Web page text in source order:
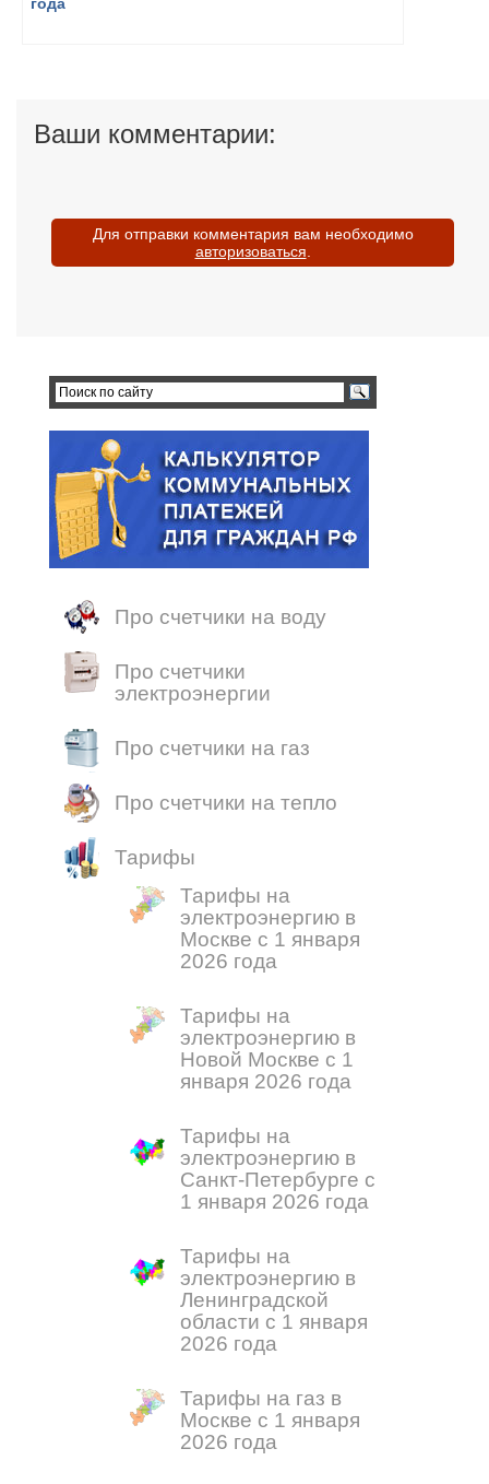
Ваши комментарии:
Для отправки комментария вам необходимо
авторизоваться
Про счетчики на воду
Про счетчики
электроэнергии
Про счетчики на газ
Про счетчики на тепло
Тарифы
Тарифы на
электроэнергию в
Москве с 1 января
2026 года
Тарифы на
электроэнергию в
Новой Москве с 1
января 2026 года
Тарифы на
электроэнергию в
Санкт-Петербурге с
1 января 2026 года
Тарифы на
электроэнергию в
Ленинградской
области с 1 января
2026 года
Тарифы на газ в
Москве с 1 января
2026 года